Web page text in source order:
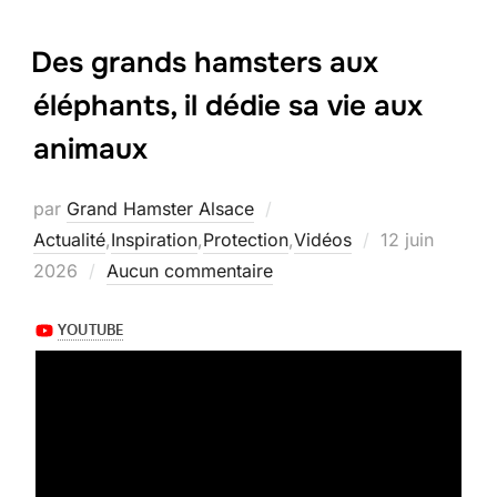
e
b
o
o
k
o
d
o
n
l
g
er
Des grands hamsters aux
éléphants, il dédie sa vie aux
animaux
par Grand Hamster Alsace
Actualité,Inspiration,Protection,Vidéos
Publié
12 juin
2026
Aucun commentaire